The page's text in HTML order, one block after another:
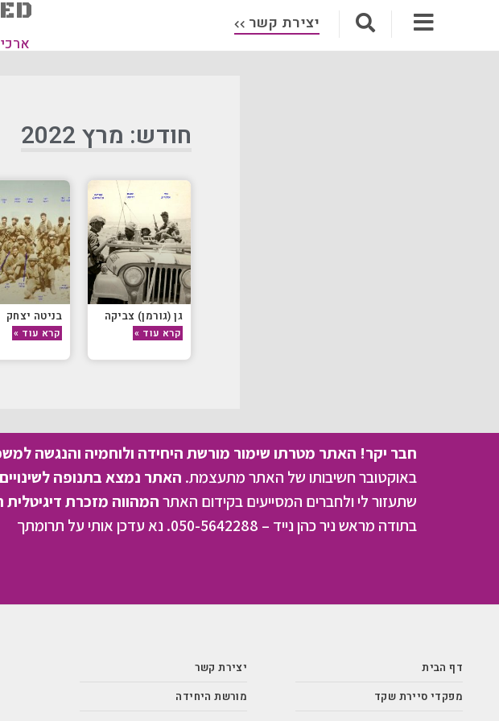
יצירת קשר
חודש: מרץ 2022
גן (גורמן) צביקה
קרא עוד »
בניטה יצחק
קרא עוד »
חבר יקר! האתר מטרתו שימור מורשת היחידה ולוחמיה והנגשה
באוקטובר חשיבותו של האתר מתעצמת. האתר נמצא בתנופה
שתעזור לי ולחברים המסייעים בקידום האתרהמהווה מזכרת דיגיטלית
בתודה מראש ניר כהן נייד – 050-5642288. נא עדכן אותי על תרומתך
דף הבית
מפקדי סיירת שקד
יצירת קשר
מורשת היחידה